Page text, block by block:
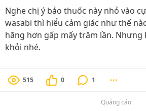
Nghe chị ý bảo thuốc này nhỏ vào
wasabi thì hiểu cảm giác như thế
hăng hơn gấp mấy trăm lần.
khỏi nhé.
515 0 1
Quảng cáo